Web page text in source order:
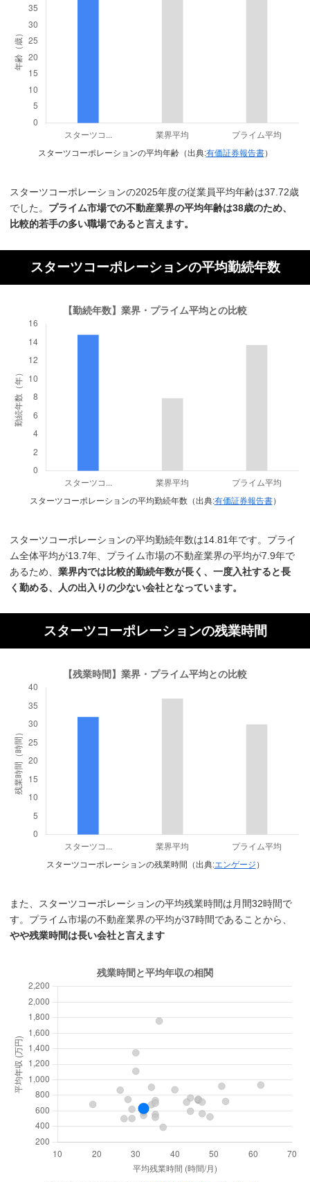
スターツコーポレーションの平均年齢（出典:有価証券報告書）
スターツコーポレーションの2025年度の従業員平均年齢は37.72歳
でした。 プライム市場での不動産業界の平均年齢は38歳のため、
比較的若手の多い職場であると言えます。
スターツコーポレーションの平均勤続年数
スターツコーポレーションの平均勤続年数（出典:有価証券報告書）
スターツコーポレーションの平均勤続年数は14.81年です。プライ
ム全体平均が13.7年、プライム市場の不動産業界の平均が7.9年で
あるため、業界内では比較的勤続年数が長く、一度入社すると長
く勤める、人の出入りの少ない会社となっています。
スターツコーポレーションの残業時間
スターツコーポレーションの残業時間（出典:エンゲージ ）
また、スターツコーポレーションの平均残業時間は月間32時間で
す。プライム市場の不動産業界の平均が37時間であることから、
やや残業時間は長い会社と言えます